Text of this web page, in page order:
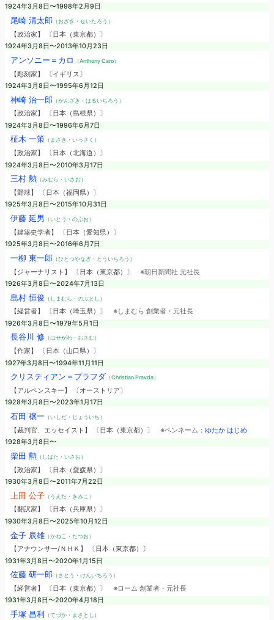
1924年3月8日〜1998年2月9日
尾崎 清太郎（おざき・せいたろう）
【政治家】 〔日本（東京都）〕
1924年3月8日〜2013年10月23日
アンソニー＝カロ （Anthony Caro）
【彫刻家】 〔イギリス〕
1924年3月8日〜1995年6月12日
神崎 治一郎（かんざき・はるいちろう）
【政治家】 〔日本（島根県）〕
1924年3月8日〜1996年6月7日
柾木 一策 （まさき・いっさく）
【政治家】 〔日本（北海道）〕
1924年3月8日〜2010年3月17日
三村 勲 （みむら・いさお）
【野球】 〔日本（福岡県）〕
1925年3月8日〜2015年10月31日
伊藤 延男 （いとう・のぶお）
【建築史学者】 〔日本（愛知県）〕
1925年3月8日〜2016年6月7日
一柳 東一郎（ひとつやなぎ・とういちろう）
【ジャーナリスト】 〔日本（東京都）〕 ※朝日新聞社 元社長
1926年3月8日〜2024年7月13日
島村 恒俊 （しまむら・のぶとし）
【経営者】 〔日本（埼玉県）〕 ※しまむら 創業者・元社長
1926年3月8日〜1979年5月1日
長谷川 修（はせがわ・おさむ）
【作家】 〔日本（山口県）〕
1927年3月8日〜1994年11月11日
クリスティアン＝プラフダ （Christian Pravda）
【アルペンスキー】 〔オーストリア〕
1928年3月8日〜2023年1月17日
石田 穣一（いしだ・じょういち）
【裁判官、エッセイスト】 〔日本（東京都）〕 ※ペンネーム： ゆたか はじめ
1928年3月8日〜
柴田 勲 （しばた・いさお）
【政治家】 〔日本（愛媛県）〕
1930年3月8日〜2011年7月22日
上田 公子（うえだ・きみこ）
【翻訳家】 〔日本（兵庫県）〕
1930年3月8日〜2025年10月12日
金子 辰雄（かねこ・たつお）
【アナウンサー/ＮＨＫ】 〔日本（東京都）〕
1931年3月8日〜2020年1月15日
佐藤 研一郎（さとう・けんいちろう）
【経営者】 〔日本（東京都）〕 ※ローム 創業者・元社長
1931年3月8日〜2020年4月18日
手塚 昌利 （てづか・まさとし）